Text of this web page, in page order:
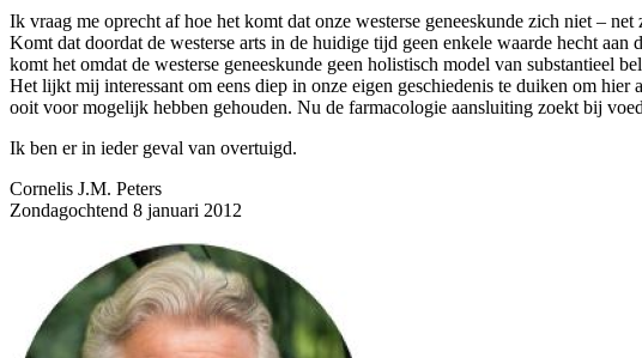
Ik vraag me oprecht af hoe het komt dat onze westerse geneeskunde zich niet –
Komt dat doordat de westerse arts in de huidige tijd geen enkele waarde hecht aan
komt het omdat de westerse geneeskunde geen holistisch model van substantieel
Het lijkt mij interessant om eens diep in onze eigen geschiedenis te duiken om
ooit voor mogelijk hebben gehouden. Nu de farmacologie aansluiting zoekt bij
Ik ben er in ieder geval van overtuigd.
Cornelis J.M. Peters
Zondagochtend 8 januari 2012